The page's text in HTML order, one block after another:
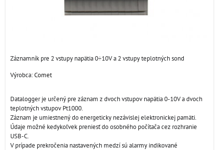
Záznamník pre 2 vstupy napätia 0÷10V a 2 vstupy teplotných sond
Výrobca:Comet
Datalogger je určený pre záznam z dvoch vstupov napätia 0-10V a dvoch
teplotných vstupov Pt1000.
Záznam je umiestnený do energeticky nezávislej elektronickej pamäti.
Údaje možné kedykoľvek preniesť do osobného počítača cez rozhranie
USB-C.
V prípade prekročenia nastavených medzí sú alarmy indikované